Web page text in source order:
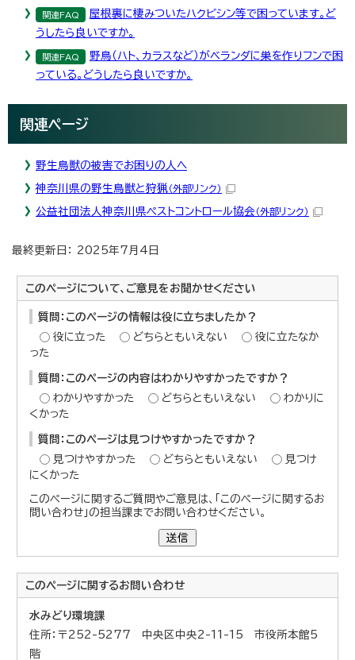
関連FAQ
屋根裏に棲みついたハクビシン等で困っています。ど
うしたら良いですか。
関連FAQ
野鳥（ハト、カラスなど）がベランダに巣を作りフンで困
っている。どうしたら良いですか。
関連ページ
野生鳥獣の被害でお困りの人へ
神奈川県の野生鳥獣と狩猟（外部リンク）
公益社団法人神奈川県ペストコントロール協会（外部リンク）
最終更新日： 2025年7月4日
このページについて、ご意見をお聞かせください
質問：このページの情報は役に立ちましたか？
役に立った
どちらともいえない
役に立たなか
った
質問：このページの内容はわかりやすかったですか？
わかりやすかった
どちらともいえない
わかりに
くかった
質問：このページは見つけやすかったですか？
見つけやすかった
どちらともいえない
見つけ
にくかった
このページに関するご質問やご意見は、「このページに関するお
問い合わせ」の担当課までお問い合わせください。
送信
このページに関するお問い合わせ
水みどり環境課
住所：〒252-5277 中央区中央2-11-15 市役所本館5
階